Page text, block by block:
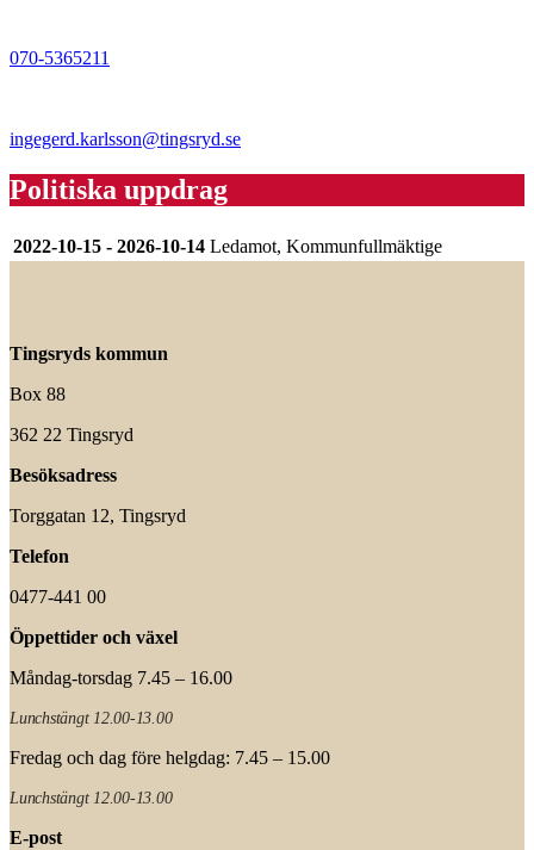
070-5365211
ingegerd.karlsson@tingsryd.se
Politiska uppdrag
2022-10-15 - 2026-10-14 Ledamot, Kommunfullmäktige
Tingsryds kommun
Box 88
362 22 Tingsryd
Besöksadress
Torggatan 12, Tingsryd
Telefon
0477-441 00
Öppettider och växel
Måndag-torsdag 7.45 – 16.00
Lunchstängt 12.00-13.00
Fredag och dag före helgdag: 7.45 – 15.00
Lunchstängt 12.00-13.00
E-post